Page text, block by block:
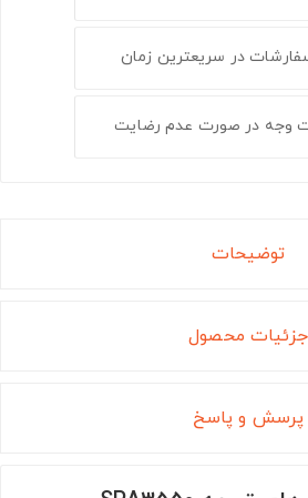
در سریعترین زمان
وجه در صورت عدم رضایت
توضیحات
جزئیات محصول
پرسش و پاسخ